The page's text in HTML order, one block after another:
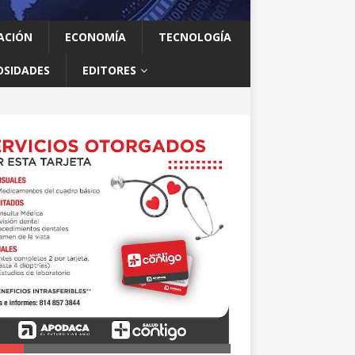
ECONOMÍA TECNOLOGÍA
EDITORES